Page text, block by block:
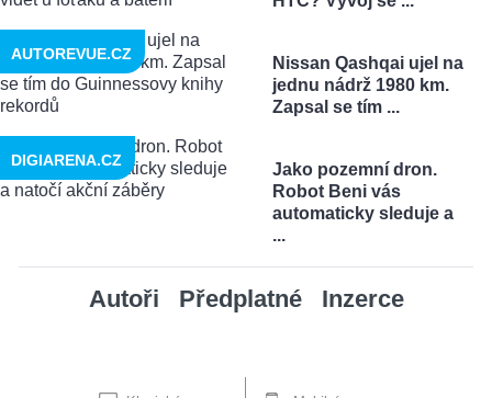
Nissan Qashqai ujel na
jednu nádrž 1980 km.
Zapsal se tím ...
AUTOREVUE.CZ
Jako pozemní dron.
Robot Beni vás
automaticky sleduje a
...
DIGIARENA.CZ
Autoři Předplatné Inzerce